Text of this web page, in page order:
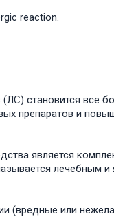
reaction.
становится все
препаратов и
является
лечебным и
(вредные или